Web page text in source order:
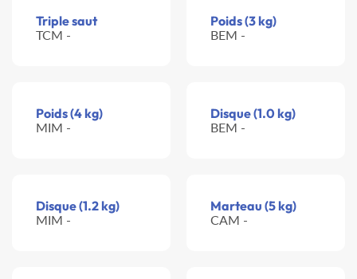
Triple saut
TCM -
Poids (3 kg)
BEM -
Poids (4 kg)
MIM -
Disque (1.0 kg)
BEM -
Disque (1.2 kg)
MIM -
Marteau (5 kg)
CAM -